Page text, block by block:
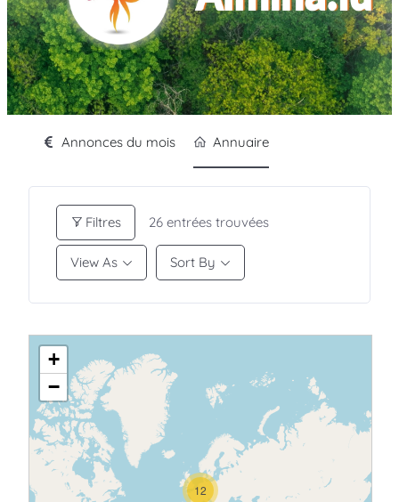
Annonces du mois Annuaire
Filtres 26 entrées trouvées
View As Sort By
12
+
−